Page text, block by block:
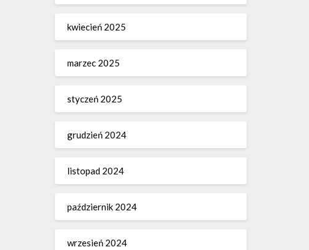
kwiecień 2025
marzec 2025
styczeń 2025
grudzień 2024
listopad 2024
październik 2024
wrzesień 2024